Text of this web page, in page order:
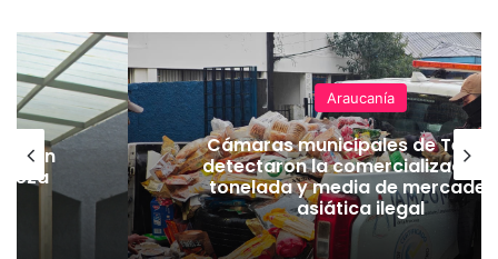
Araucanía
Cámaras municipales de
detectaron la comercialización
tonelada y media de
asiática ilegal